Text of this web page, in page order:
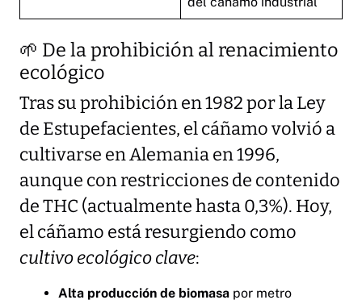
🌱 De la prohibición al renacimiento
ecológico
Tras su prohibición en 1982 por la Ley
de Estupefacientes, el cáñamo volvió a
cultivarse en Alemania en 1996,
aunque con restricciones de contenido
de THC (actualmente hasta 0,3%). Hoy,
el cáñamo está resurgiendo como
cultivo ecológico clave:
Alta producción de biomasa por metro